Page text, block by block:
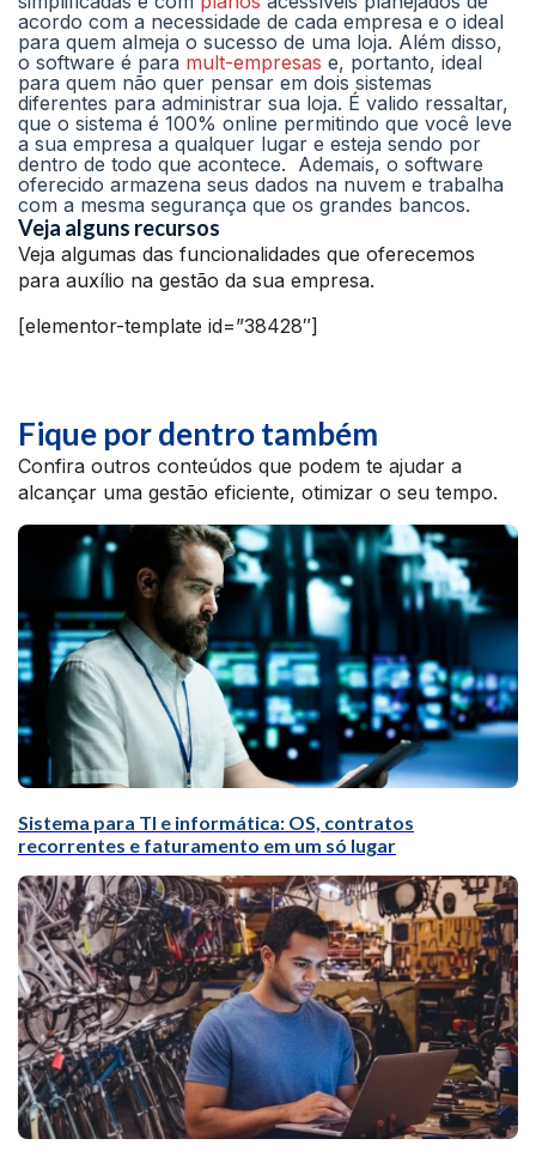
acordo com a necessidade de cada empresa e o ideal
para quem almeja o sucesso de uma loja. Além disso,
o software é para mult-empresas e, portanto, ideal
para quem não quer pensar em dois sistemas
diferentes para administrar sua loja. É valido ressaltar,
que o sistema é 100% online permitindo que você leve
a sua empresa a qualquer lugar e esteja sendo por
dentro de todo que acontece. Ademais, o software
oferecido armazena seus dados na nuvem e trabalha
com a mesma segurança que os grandes bancos.
Veja alguns recursos
Veja algumas das funcionalidades que oferecemos
para auxílio na gestão da sua empresa.
[elementor-template id=”38428″]
Fique por dentro também
Confira outros conteúdos que podem te ajudar a
alcançar uma gestão eficiente, otimizar o seu tempo.
Sistema para TI e informática: OS, contratos
recorrentes e faturamento em um só lugar